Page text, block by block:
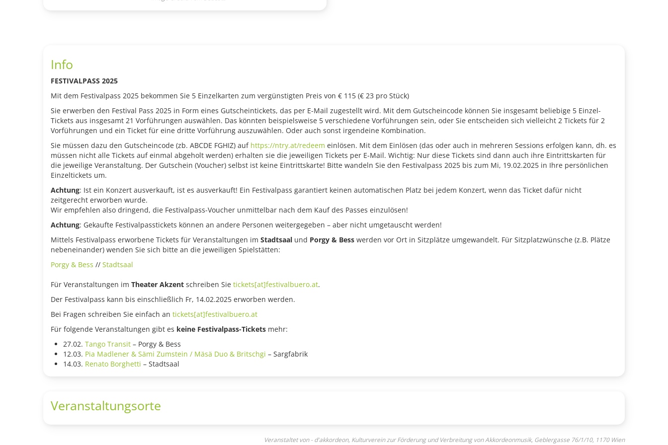
Info
FESTIVALPASS 2025
Mit dem Festivalpass 2025 bekommen Sie 5 Einzelkarten zum vergünstigten Preis von € 115 (€ 23 pro Stück)
Sie erwerben den Festival Pass 2025 in Form eines Gutscheintickets, das per E-Mail zugestellt wird. Mit dem Gutscheincode können Sie insgesamt beliebige 5 Einzel-
Tickets aus insgesamt 21 Vorführungen auswählen. Das könnten beispielsweise 5 verschiedene Vorführungen sein, oder Sie entscheiden sich vielleicht 2 Tickets für 2
Vorführungen und ein Ticket für eine dritte Vorführung auszuwählen. Oder auch sonst irgendeine Kombination.
Sie müssen dazu den Gutscheincode (zb. ABCDE FGHIZ) auf https://ntry.at/redeem einlösen. Mit dem Einlösen (das oder auch in mehreren Sessions erfolgen kann, dh. es
müssen nicht alle Tickets auf einmal abgeholt werden) erhalten sie die jeweiligen Tickets per E-Mail. Wichtig: Nur diese Tickets sind dann auch ihre Eintrittskarten für
die jeweilige Veranstaltung. Der Gutschein (Voucher) selbst ist keine Eintrittskarte! Bitte wandeln Sie den Festivalpass 2025 bis zum Mi, 19.02.2025 in Ihre persönlichen
Einzeltickets um.
Achtung: Ist ein Konzert ausverkauft, ist es ausverkauft! Ein Festivalpass garantiert keinen automatischen Platz bei jedem Konzert, wenn das Ticket dafür nicht
zeitgerecht erworben wurde.
Wir empfehlen also dringend, die Festivalpass-Voucher unmittelbar nach dem Kauf des Passes einzulösen!
Achtung: Gekaufte Festivalpasstickets können an andere Personen weitergegeben – aber nicht umgetauscht werden!
Mittels Festivalpass erworbene Tickets für Veranstaltungen im Stadtsaal und Porgy & Bess werden vor Ort in Sitzplätze umgewandelt. Für Sitzplatzwünsche (z.B. Plätze
nebeneinander) wenden Sie sich bitte an die jeweiligen Spielstätten:
Porgy & Bess // Stadtsaal
Für Veranstaltungen im Theater Akzent schreiben Sie tickets[at]festivalbuero.at.
Der Festivalpass kann bis einschließlich Fr, 14.02.2025 erworben werden.
Bei Fragen schreiben Sie einfach an tickets[at]festivalbuero.at
Für folgende Veranstaltungen gibt es keine Festivalpass-Tickets mehr:
27.02. Tango Transit – Porgy & Bess
12.03. Pia Madlener & Sämi Zumstein / Mäsä Duo & Britschgi – Sargfabrik
14.03. Renato Borghetti – Stadtsaal
Veranstaltungsorte
Veranstaltet von - d'akkordeon, Kulturverein zur Förderung und Verbreitung von Akkordeonmusik, Geblergasse 76/1/10, 1170 Wien